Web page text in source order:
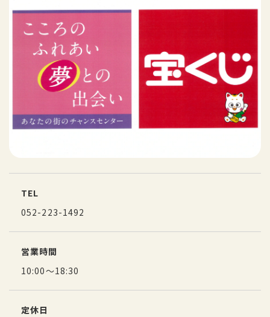
TEL
052-223-1492
営業時間
10:00～18:30
定休日